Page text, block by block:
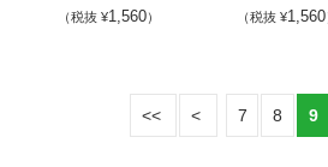
（税抜 ¥1,560） （税抜 ¥1,560
7
8 9